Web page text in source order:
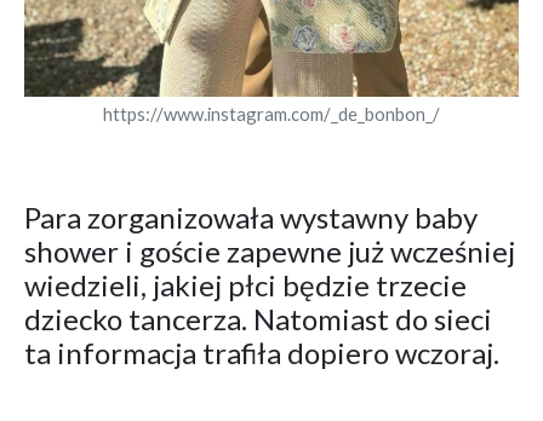
https://www.instagram.com/_de_bonbon_/
Para zorganizowała wystawny baby
shower i goście zapewne już wcześniej
wiedzieli, jakiej płci będzie trzecie
dziecko tancerza. Natomiast do sieci
ta informacja trafiła dopiero wczoraj.